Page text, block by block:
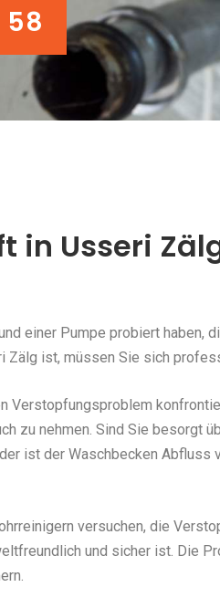
58
58
in Usseri
einer Pumpe probiert haben,
Zälg ist, müssen Sie sich
Verstopfungsproblem
zu nehmen. Sind Sie besorgt
ist der Waschbecken
versuchen, die
und sicher ist. Die